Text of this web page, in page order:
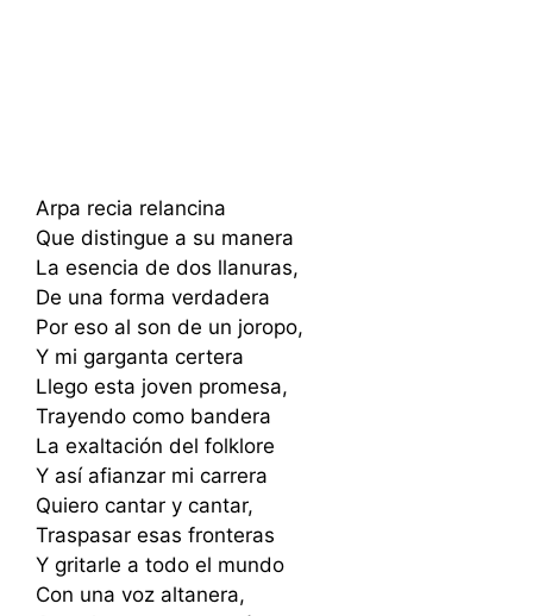
Arpa recia relancina
Que distingue a su manera
La esencia de dos llanuras,
De una forma verdadera
Por eso al son de un joropo,
Y mi garganta certera
Llego esta joven promesa,
Trayendo como bandera
La exaltación del folklore
Y así afianzar mi carrera
Quiero cantar y cantar,
Traspasar esas fronteras
Y gritarle a todo el mundo
Con una voz altanera,